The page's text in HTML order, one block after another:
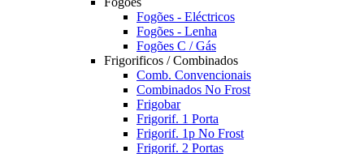
Fogões - Eléctricos
Fogões - Lenha
Fogões C / Gás
Frigorificos / Combinados
Comb. Convencionais
Combinados No Frost
Frigobar
Frigorif. 1 Porta
Frigorif. 1p No Frost
Frigorif. 2 Portas